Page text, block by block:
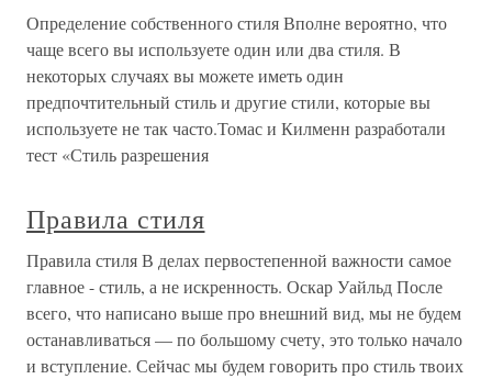
Определение собственного стиля Вполне вероятно, что
чаще всего вы используете один или два стиля. В
некоторых случаях вы можете иметь один
предпочтительный стиль и другие стили, которые вы
используете не так часто.Томас и Килменн разработали
тест «Стиль разрешения
Правила стиля
Правила стиля В делах первостепенной важности самое
главное - стиль, а не искренность. Оскар Уайльд После
всего, что написано выше про внешний вид, мы не будем
останавливаться — по большому счету, это только начало
и вступление. Сейчас мы будем говорить про стиль твоих